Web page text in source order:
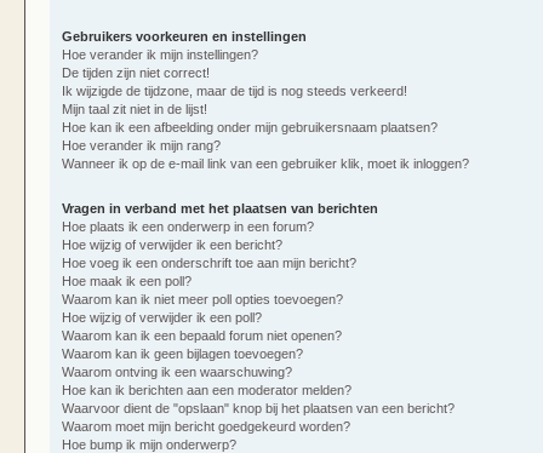
Gebruikers voorkeuren en instellingen
Hoe verander ik mijn instellingen?
De tijden zijn niet correct!
Ik wijzigde de tijdzone, maar de tijd is nog steeds verkeerd!
Mijn taal zit niet in de lijst!
Hoe kan ik een afbeelding onder mijn gebruikersnaam plaatsen?
Hoe verander ik mijn rang?
Wanneer ik op de e-mail link van een gebruiker klik, moet ik inloggen?
Vragen in verband met het plaatsen van berichten
Hoe plaats ik een onderwerp in een forum?
Hoe wijzig of verwijder ik een bericht?
Hoe voeg ik een onderschrift toe aan mijn bericht?
Hoe maak ik een poll?
Waarom kan ik niet meer poll opties toevoegen?
Hoe wijzig of verwijder ik een poll?
Waarom kan ik een bepaald forum niet openen?
Waarom kan ik geen bijlagen toevoegen?
Waarom ontving ik een waarschuwing?
Hoe kan ik berichten aan een moderator melden?
Waarvoor dient de "opslaan" knop bij het plaatsen van een bericht?
Waarom moet mijn bericht goedgekeurd worden?
Hoe bump ik mijn onderwerp?